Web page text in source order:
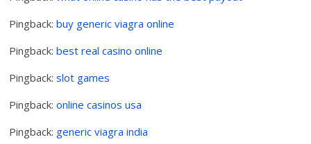
Pingback:buy generic viagra online
Pingback:best real casino online
Pingback:slot games
Pingback:online casinos usa
Pingback: generic viagra india